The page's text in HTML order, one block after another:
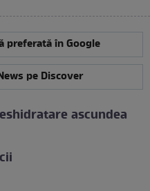
preferată în Google
pe Discover
ascundea